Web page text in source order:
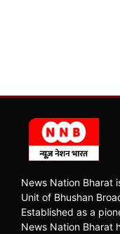
News Nation Bharat
Unit of Bhushan
Established as a
News Nation Bharat